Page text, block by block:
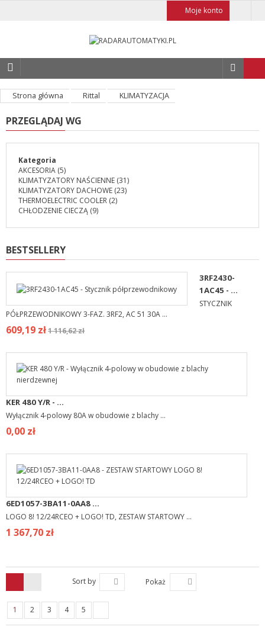
Moje konto
Strona główna Rittal KLIMATYZACJA
PRZEGLĄDAJ WG
Kategoria
AKCESORIA (5)
KLIMATYZATORY NAŚCIENNE (31)
KLIMATYZATORY DACHOWE (23)
THERMOELECTRIC COOLER (2)
CHŁODZENIE CIECZĄ (9)
BESTSELLERY
3RF2430-
1AC45 - ...
STYCZNIK
PÓŁPRZEWODNIKOWY 3-FAZ. 3RF2, AC 51 30A ...
609,19 zł1 116,62 zł
KER 480 Y/R - ...
Wyłącznik 4-polowy 80A w obudowie z blachy ...
0,00 zł
6ED1057-3BA11-0AA8 ...
LOGO 8! 12/24RCEO + LOGO! TD, ZESTAW STARTOWY ...
1 367,70 zł
Sort by Pokaż
1 2 3 4 5